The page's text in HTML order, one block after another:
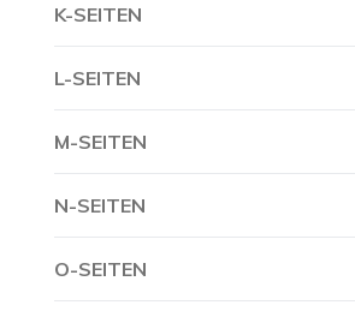
K-SEITEN
L-SEITEN
M-SEITEN
N-SEITEN
O-SEITEN